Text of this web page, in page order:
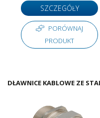
SZCZEGÓŁY
PORÓWNAJ
PRODUKT
DŁAWNICE KABLOWE ZE